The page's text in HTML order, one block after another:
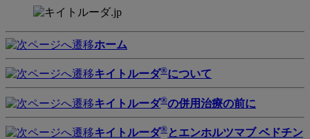
ホーム
キイトルーダ®について
キイトルーダ®の併用治療の前に
キイトルーダ® とエンホルツマブ ベドチン